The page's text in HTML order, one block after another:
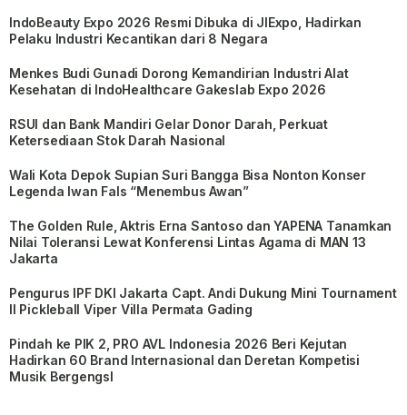
IndoBeauty Expo 2026 Resmi Dibuka di JIExpo, Hadirkan
Pelaku Industri Kecantikan dari 8 Negara
Menkes Budi Gunadi Dorong Kemandirian Industri Alat
Kesehatan di IndoHealthcare Gakeslab Expo 2026
RSUI dan Bank Mandiri Gelar Donor Darah, Perkuat
Ketersediaan Stok Darah Nasional
Wali Kota Depok Supian Suri Bangga Bisa Nonton Konser
Legenda Iwan Fals “Menembus Awan”
The Golden Rule, Aktris Erna Santoso dan YAPENA Tanamkan
Nilai Toleransi Lewat Konferensi Lintas Agama di MAN 13
Jakarta
Pengurus IPF DKI Jakarta Capt. Andi Dukung Mini Tournament
II Pickleball Viper Villa Permata Gading
Pindah ke PIK 2, PRO AVL Indonesia 2026 Beri Kejutan
Hadirkan 60 Brand Internasional dan Deretan Kompetisi
Musik BergengsI